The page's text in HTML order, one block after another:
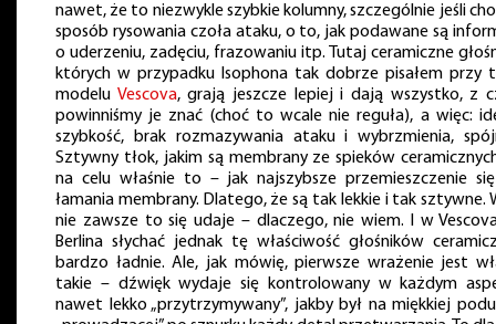
nawet, że to niezwykle szybkie kolumny, szczególnie jeśli
sposób rysowania czoła ataku, o to, jak podawane są
o uderzeniu, zadęciu, frazowaniu itp. Tutaj ceramiczne
których w przypadku Isophona tak dobrze pisałem przy
modelu Vescova, grają jeszcze lepiej i dają wszystko, z
powinniśmy je znać (choć to wcale nie reguła), a więc:
szybkość, brak rozmazywania ataku i wybrzmienia,
Sztywny tłok, jakim są membrany ze spieków
na celu właśnie to – jak najszybsze przemieszczenie
łamania membrany. Dlatego, że są tak lekkie i tak sztywne.
nie zawsze to się udaje – dlaczego, nie wiem. I w
Berlina słychać jednak tę właściwość głośników
bardzo ładnie. Ale, jak mówię, pierwsze wrażenie jest
takie – dźwięk wydaje się kontrolowany w każdym
nawet lekko „przytrzymywany”, jakby był na miękkiej